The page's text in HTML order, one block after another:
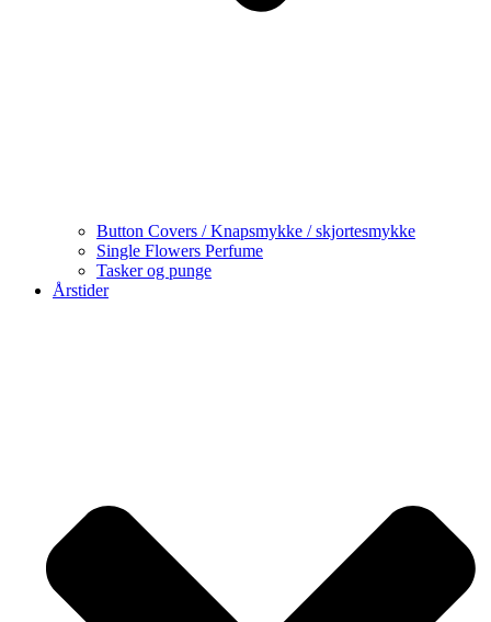
Button Covers / Knapsmykke / skjortesmykke
Single Flowers Perfume
Tasker og punge
Årstider